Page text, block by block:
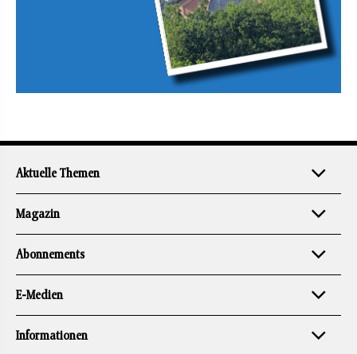
Aktuelle Themen
Magazin
Abonnements
E-Medien
Informationen